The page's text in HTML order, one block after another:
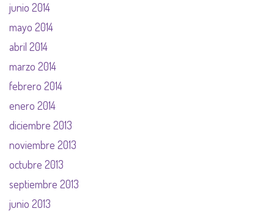
junio 2014
mayo 2014
abril 2014
marzo 2014
febrero 2014
enero 2014
diciembre 2013
noviembre 2013
octubre 2013
septiembre 2013
junio 2013